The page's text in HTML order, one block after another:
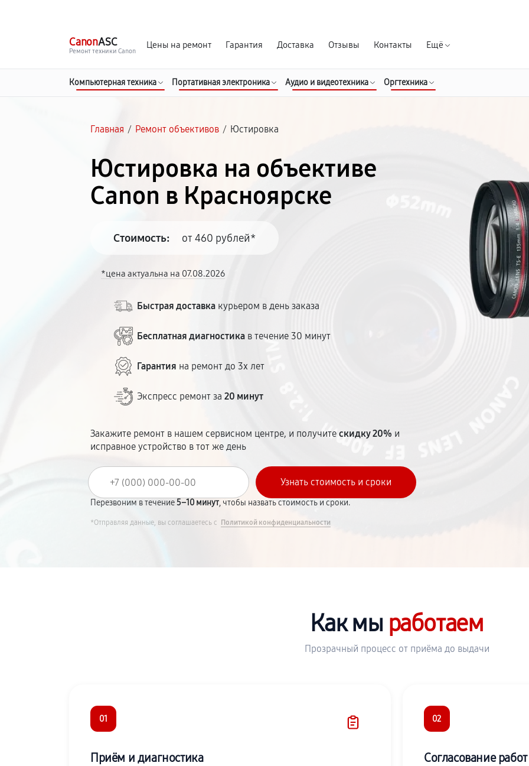
CanonASC
Ремонт техники Canon
Цены на ремонт Гарантия Доставка Отзывы Контакты Ещё
Компьютерная техника Портативная электроника Аудио и видеотехника Оргтехника
Главная / Ремонт объективов / Юстировка
Юстировка на объективе
Canon в Красноярске
Стоимость: от 460 рублей*
*цена актуальна на 07.08.2026
Быстрая доставка курьером в день заказа
Бесплатная диагностика в течение 30 минут
Гарантия на ремонт до 3х лет
Экспресс ремонт за20 минут
Закажите ремонт в нашем сервисном центре, и получитескидку 20% и
исправное устройство в тот же день
Перезвоним в течение5–10 минут, чтобы назвать стоимость и сроки.
*Отправляя данные, вы соглашаетесь с Политикой конфиденциальности
Как мы работаем
Прозрачный процесс от приёма до выдачи
01
Приём и диагностика
02
Согласование работ